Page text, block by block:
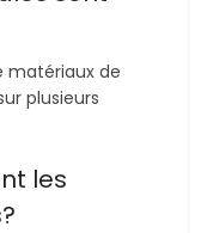
matériaux de
plusieurs
les